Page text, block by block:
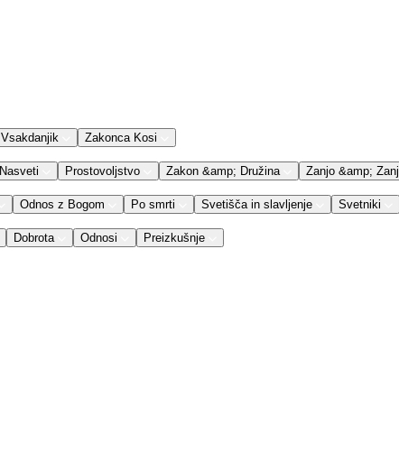
Vsakdanjik Zakonca Kosi
Nasveti Prostovoljstvo Zakon &amp; Družina Zanjo &amp; Zanj
Odnos z Bogom Po smrti Svetišča in slavljenje Svetniki
Dobrota Odnosi Preizkušnje